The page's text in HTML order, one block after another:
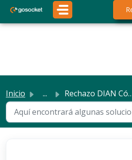
Saltar al contenido principal
Inicio ... Rechazo DIAN Código CAE04
Rechazo DIAN
Modificado el Sab, 31 Ene